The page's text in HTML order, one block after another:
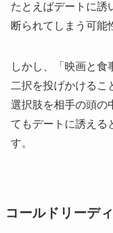
たとえばデートに誘
断られてしまう可能
しかし、「映画と食
二択を投げかけるこ
選択肢を相手の頭の
てもデートに誘える
す。
コールドリーデ